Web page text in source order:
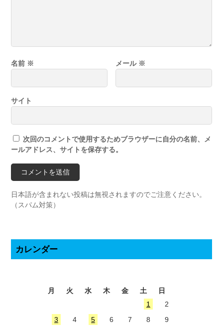
名前 ※ メール ※
サイト
次回のコメントで使用するためブラウザーに自分の名前、メ
ールアドレス、サイトを保存する。
日本語が含まれない投稿は無視されますのでご注意ください。
（スパム対策）
カレンダー
月 火 水 木 金 土
日
1
2
3
4 5 6 7 8
9